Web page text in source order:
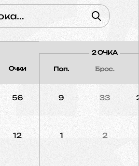
Очки
2 ОЧКА
Поп. Брос.
56 9 33
12 1 2